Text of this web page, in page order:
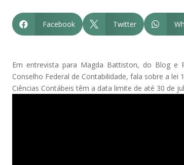
 Facebook  Twitter 
Em entrevista para Magda Battiston, do Blog e
Conselho Federal de Contabilidade, fala sobre a
Ciências Contábeis têm a data limite de até 30 de